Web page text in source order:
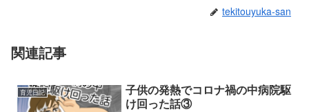
tekitouyuka-san
関連記事
育児日記
子供の発熱でコロナ禍の中病院駆
け回った話③